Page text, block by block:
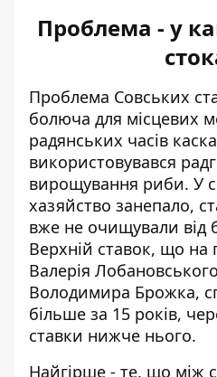
Проблема - у
Проблема Совських
болюча для місцевих
радянських часів
використовувався
вирощування риби. У
хазяйство занепало,
вже не очищували від
Верхній ставок, що на
Валерія
Володимира Брожка,
більше за 15 років,
ставки нижче нього.
Найгірше - те, що між